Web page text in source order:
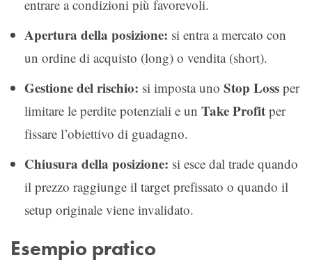
entrare a condizioni più favorevoli.
Apertura della posizione: si entra a mercato con
un ordine di acquisto (long) o vendita (short).
Gestione del rischio: si imposta uno Stop Loss per
limitare le perdite potenziali e un Take Profit per
fissare l’obiettivo di guadagno.
Chiusura della posizione: si esce dal trade quando
il prezzo raggiunge il target prefissato o quando il
setup originale viene invalidato.
Esempio pratico